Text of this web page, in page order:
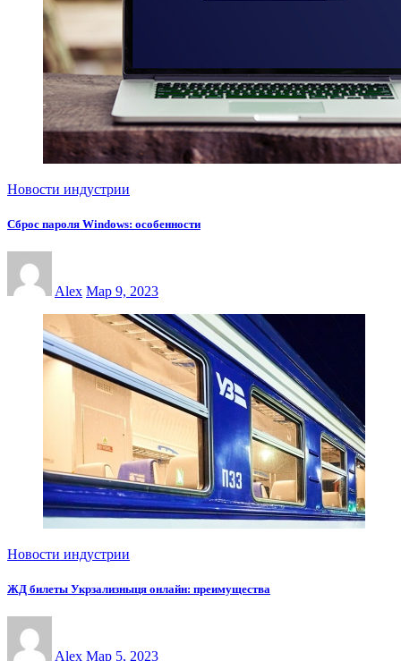
Новости индустрии
Сброс пароля Windows: особенности
Alex Мар 9, 2023
Новости индустрии
ЖД билеты Укрзализныця онлайн: преимущества
Alex Мар 5, 2023